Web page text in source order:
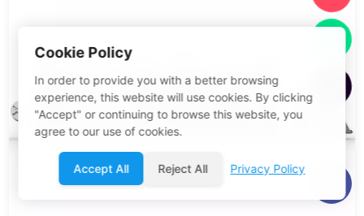
Cookie Policy
In order to provide you with a better browsing
experience, this website will use cookies. By clicking
"Accept" or continuing to browse this website, you
agree to our use of cookies.
Accept All Reject All Privacy Policy